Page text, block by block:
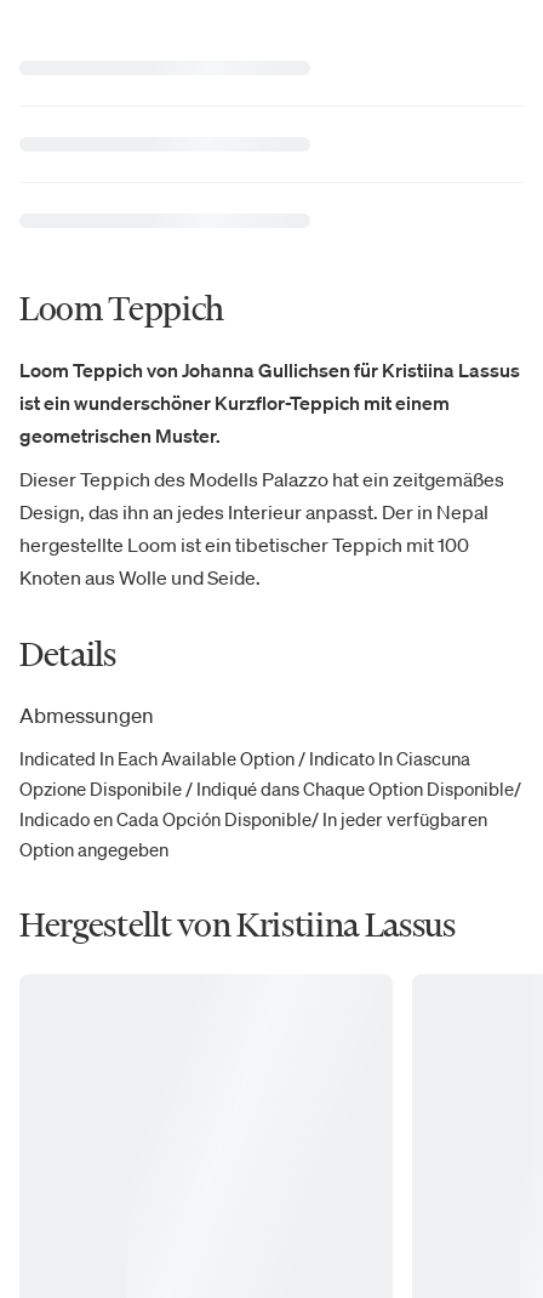
Loom Teppich
Loom Teppich von Johanna Gullichsen für Kristiina Lassus
ist ein wunderschöner Kurzflor-Teppich mit einem
geometrischen Muster.
Dieser Teppich des Modells Palazzo hat ein zeitgemäßes
Design, das ihn an jedes Interieur anpasst. Der in Nepal
hergestellte Loom ist ein tibetischer Teppich mit 100
Knoten aus Wolle und Seide.
Details
Abmessungen
Indicated In Each Available Option / Indicato In Ciascuna
Opzione Disponibile / Indiqué dans Chaque Option Disponible/
Indicado en Cada Opción Disponible/ In jeder verfügbaren
Option angegeben
Hergestellt von Kristiina Lassus